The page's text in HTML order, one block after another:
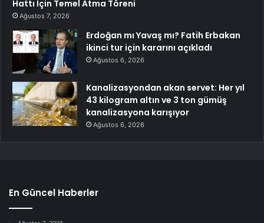
Hattı İçin Temel Atma Töreni
Ağustos 7, 2026
Erdoğan mı Yavaş mı? Fatih Erbakan
ikinci tur için kararını açıkladı
Ağustos 6, 2026
Kanalizasyondan akan servet: Her yıl
43 kilogram altın ve 3 ton gümüş
kanalizasyona karışıyor
Ağustos 6, 2026
En Güncel Haberler